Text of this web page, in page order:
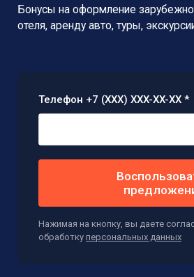
Бонусы на оформление
отеля, аренду авто, туры,
Телефон +7 (XXX) XXX-XX-XX *
Нажимая на кнопку, вы даете
обработку персональных данных